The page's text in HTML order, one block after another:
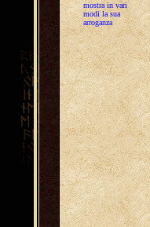
mostra in vari
modi la sua
arroganza